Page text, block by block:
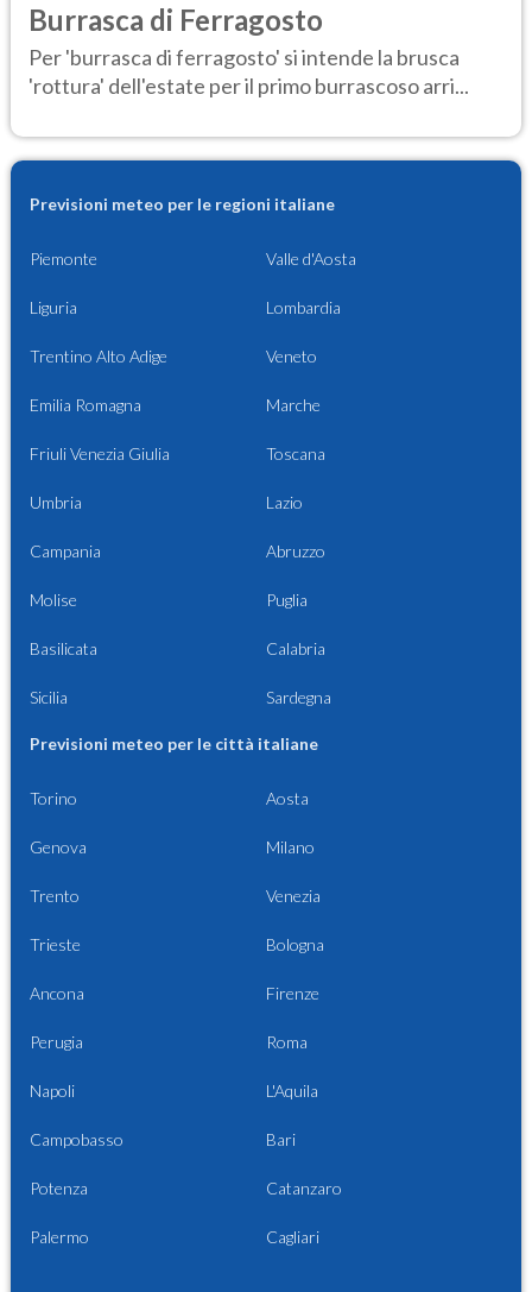
Burrasca di Ferragosto
Per 'burrasca di ferragosto' si intende la brusca
'rottura' dell'estate per il primo burrascoso arri...
Previsioni meteo per le regioni italiane
Piemonte Valle d'Aosta
Liguria Lombardia
Trentino Alto Adige Veneto
Emilia Romagna Marche
Friuli Venezia Giulia Toscana
Umbria Lazio
Campania Abruzzo
Molise Puglia
Basilicata Calabria
Sicilia Sardegna
Previsioni meteo per le città italiane
Torino Aosta
Genova Milano
Trento Venezia
Trieste Bologna
Ancona Firenze
Perugia Roma
Napoli L'Aquila
Campobasso Bari
Potenza Catanzaro
Palermo Cagliari